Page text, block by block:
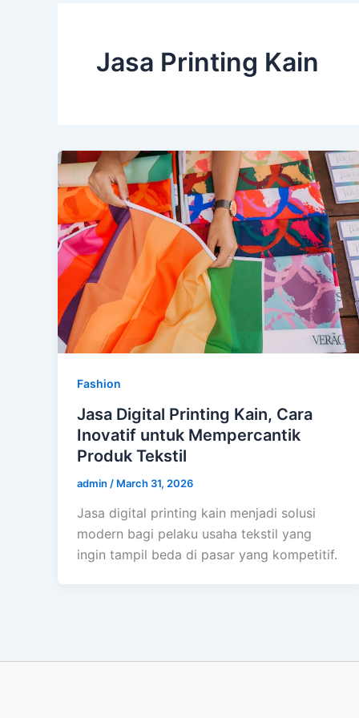
Jasa Printing Kain
Fashion
Jasa Digital Printing Kain, Cara
Inovatif untuk Mempercantik
Produk Tekstil
admin / March 31, 2026
Jasa digital printing kain menjadi solusi
modern bagi pelaku usaha tekstil yang
ingin tampil beda di pasar yang kompetitif.